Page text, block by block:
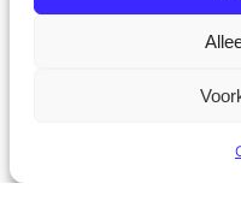
partij: Nieuw
op zijn website te
verder wordt